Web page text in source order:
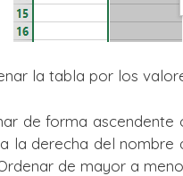
la tabla por los
de forma ascendente
la derecha del
de mayor a